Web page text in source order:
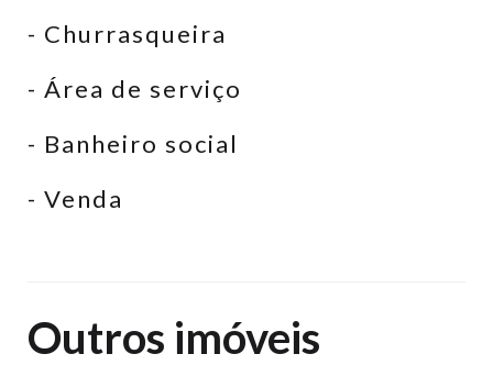
- Churrasqueira
- Área de serviço
- Banheiro social
- Venda
Outros imóveis